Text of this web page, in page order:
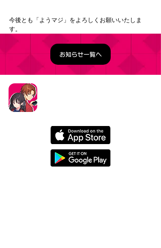
今後とも「ようマジ」をよろしくお願いいたしま
す。
お知らせ一覧へ